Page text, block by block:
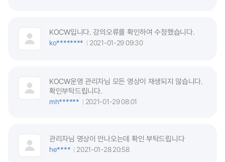
KOCW입니다. 강의오류를 확인하여 수정했습니다.
ko********
2021-01-29 09:30
KOCW운영 관리자님 모든 영상이 재생되지 않습니다.
확인부탁드립니다.
mh******
2021-01-29 08:01
관리자님 영상이 안나오는데 확인 부탁드립니다
he****
2021-01-28 20:58